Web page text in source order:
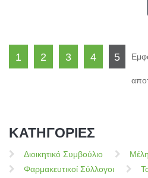
1 2 3 4 5
ΚΑΤΗΓΟΡΙΕΣ
Διοικητικό Συμβούλιο
Μέλη
Φαρμακευτικοί Σύλλογοι